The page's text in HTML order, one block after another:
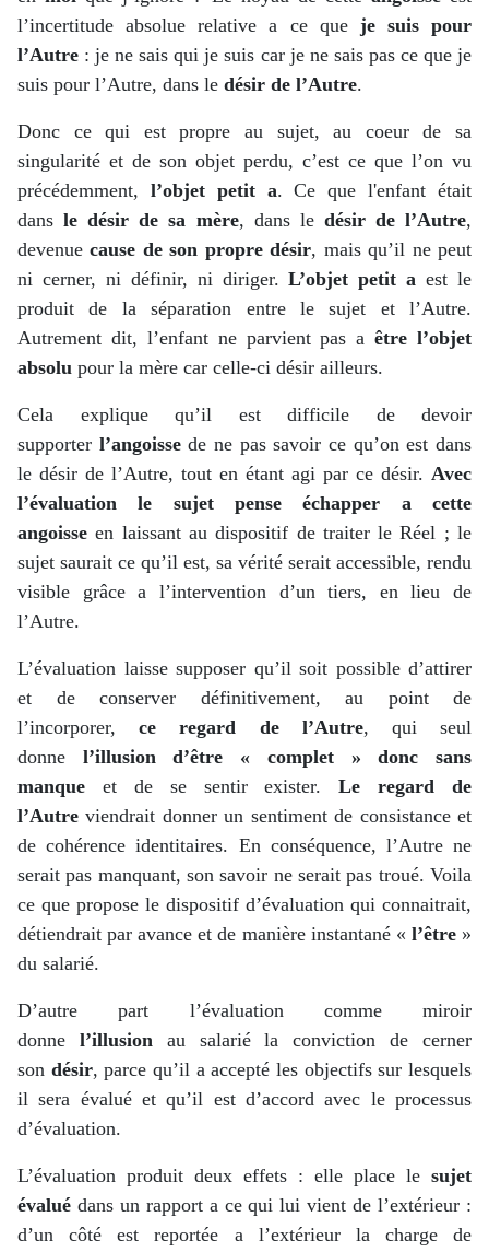
l’incertitude absolue relative a ce que je suis pour
l’Autre : je ne sais qui je suis car je ne sais pas ce que je
suis pour l’Autre, dans le désir de l’Autre.
Donc ce qui est propre au sujet, au coeur de sa
singularité et de son objet perdu, c’est ce que l’on vu
précédemment, l’objet petit a. Ce que l'enfant était
dansle désir de sa mère, dans le désir de l’Autre,
devenuecause de son propre désir, mais qu’il ne peut
ni cerner, ni définir, ni diriger.L’objet petit a est le
produit de la séparation entre le sujet et l’Autre.
Autrement dit, l’enfant ne parvient pas aêtre l’objet
absolu pour la mère car celle-ci désir ailleurs.
Cela explique qu’il est difficile de devoir
supporter l’angoissede ne pas savoir ce qu’on est dans
le désir de l’Autre, tout en étant agi par ce désir. Avec
l’évaluation le sujet pense échapper a cette
angoisseen laissant au dispositif de traiter le Réel ; le
sujet saurait ce qu’il est, sa vérité serait accessible, rendu
visible grâce a l’intervention d’un tiers, en lieu de
l’Autre.
L’évaluation laisse supposer qu’il soit possible d’attirer
et de conserver définitivement, au point de
l’incorporer,ce regard de l’Autre, qui seul
donne l’illusion d’être « complet » donc sans
manque et de se sentir exister.Le regard de
l’Autre viendrait donner un sentiment de consistance et
de cohérence identitaires. En conséquence, l’Autre ne
serait pas manquant, son savoir ne serait pas troué. Voila
ce que propose le dispositif d’évaluation qui connaitrait,
détiendrait par avance et de manière instantané « l’être»
du salarié.
D’autre part l’évaluation comme miroir
donne l’illusionau salarié la conviction de cerner
son désir, parce qu’il a accepté les objectifs sur lesquels
il sera évalué et qu’il est d’accord avec le processus
d’évaluation.
L’évaluation produit deux effets : elle place le sujet
évalué dans un rapport a ce qui lui vient de l’extérieur :
d’un côté est reportée a l’extérieur la charge de